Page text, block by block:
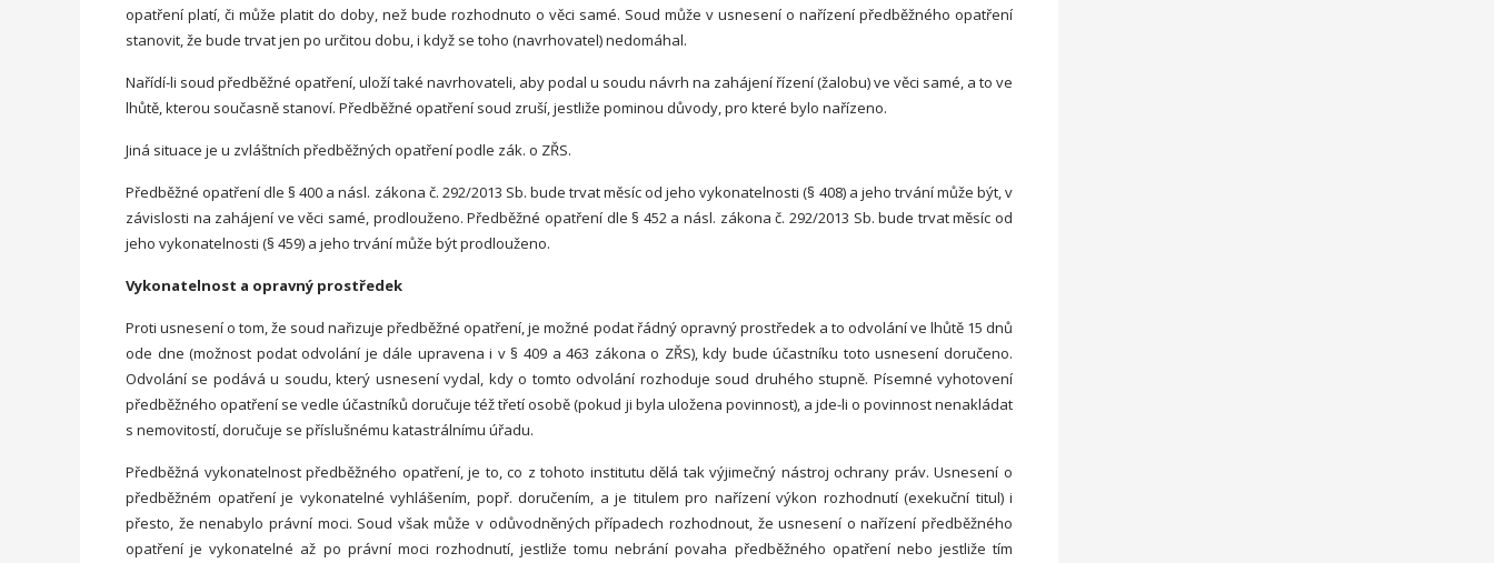
opatření platí, či může platit do doby, než bude rozhodnuto o věci samé. Soud může v usnesení o nařízení předběžného opatření
stanovit, že bude trvat jen po určitou dobu, i když se toho (navrhovatel) nedomáhal.
Nařídí-li soud předběžné opatření, uloží také navrhovateli, aby podal u soudu návrh na zahájení řízení (žalobu) ve věci samé, a to ve
lhůtě, kterou současně stanoví. Předběžné opatření soud zruší, jestliže pominou důvody, pro které bylo nařízeno.
Jiná situace je u zvláštních předběžných opatření podle zák. o ZŘS.
Předběžné opatření dle § 400 a násl. zákona č. 292/2013 Sb. bude trvat měsíc od jeho vykonatelnosti (§ 408) a jeho trvání může být, v
závislosti na zahájení ve věci samé, prodlouženo. Předběžné opatření dle § 452 a násl. zákona č. 292/2013 Sb. bude trvat měsíc od
jeho vykonatelnosti (§ 459) a jeho trvání může být prodlouženo.
Vykonatelnost a opravný prostředek
Proti usnesení o tom, že soud nařizuje předběžné opatření, je možné podat řádný opravný prostředek a to odvolání ve lhůtě 15 dnů
ode dne (možnost podat odvolání je dále upravena i v § 409 a 463 zákona o ZŘS), kdy bude účastníku toto usnesení doručeno.
Odvolání se podává u soudu, který usnesení vydal, kdy o tomto odvolání rozhoduje soud druhého stupně. Písemné vyhotovení
předběžného opatření se vedle účastníků doručuje též třetí osobě (pokud ji byla uložena povinnost), a jde-li o povinnost nenakládat
s nemovitostí, doručuje se příslušnému katastrálnímu úřadu.
Předběžná vykonatelnost předběžného opatření, je to, co z tohoto institutu dělá tak výjimečný nástroj ochrany práv. Usnesení o
předběžném opatření je vykonatelné vyhlášením, popř. doručením, a je titulem pro nařízení výkon rozhodnutí (exekuční titul) i
přesto, že nenabylo právní moci. Soud však může v odůvodněných případech rozhodnout, že usnesení o nařízení předběžného
opatření je vykonatelné až po právní moci rozhodnutí, jestliže tomu nebrání povaha předběžného opatření nebo jestliže tím